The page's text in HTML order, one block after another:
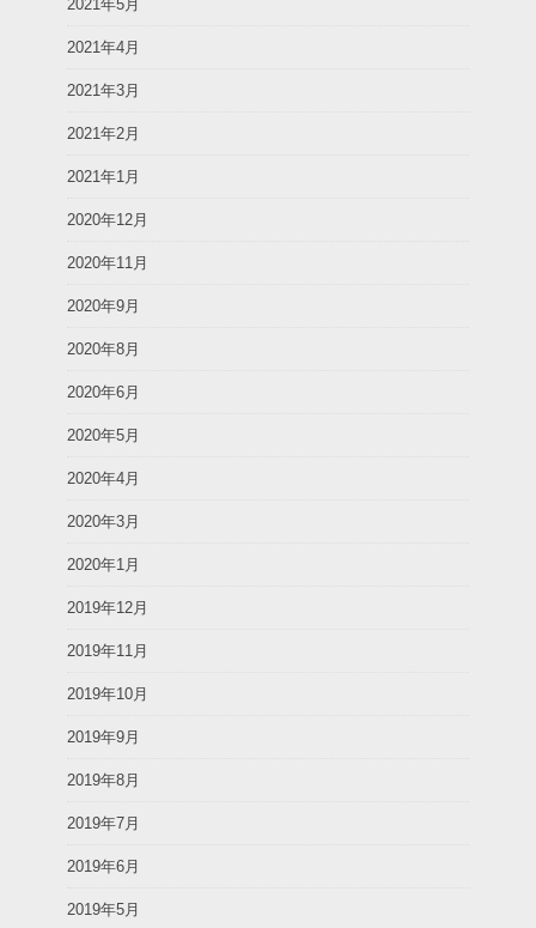
2021年5月
2021年4月
2021年3月
2021年2月
2021年1月
2020年12月
2020年11月
2020年9月
2020年8月
2020年6月
2020年5月
2020年4月
2020年3月
2020年1月
2019年12月
2019年11月
2019年10月
2019年9月
2019年8月
2019年7月
2019年6月
2019年5月